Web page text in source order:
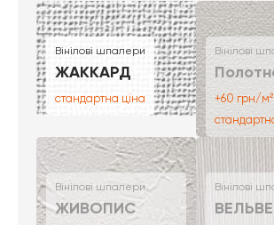
Вінілові шпалери
ЖАККАРД
стандартна ціна
Вінілові
+60 грн/м²
Вінілові шпалери
ЖИВОПИС
Вінілові